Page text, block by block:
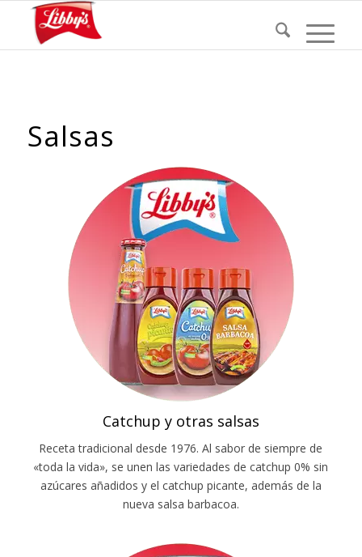
Salsas
Catchup y otras salsas
Receta tradicional desde 1976. Al sabor de siempre de
«toda la vida», se unen las variedades de catchup 0% sin
azúcares añadidos y el catchup picante, además de la
nueva salsa barbacoa.